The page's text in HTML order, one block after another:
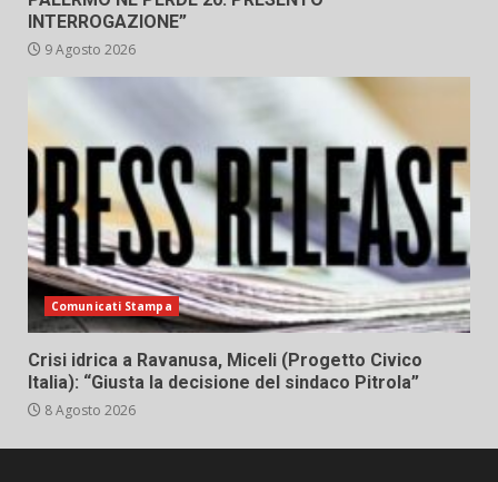
INTERROGAZIONE”
9 Agosto 2026
Comunicati Stampa
Crisi idrica a Ravanusa, Miceli (Progetto Civico
Italia): “Giusta la decisione del sindaco Pitrola”
8 Agosto 2026